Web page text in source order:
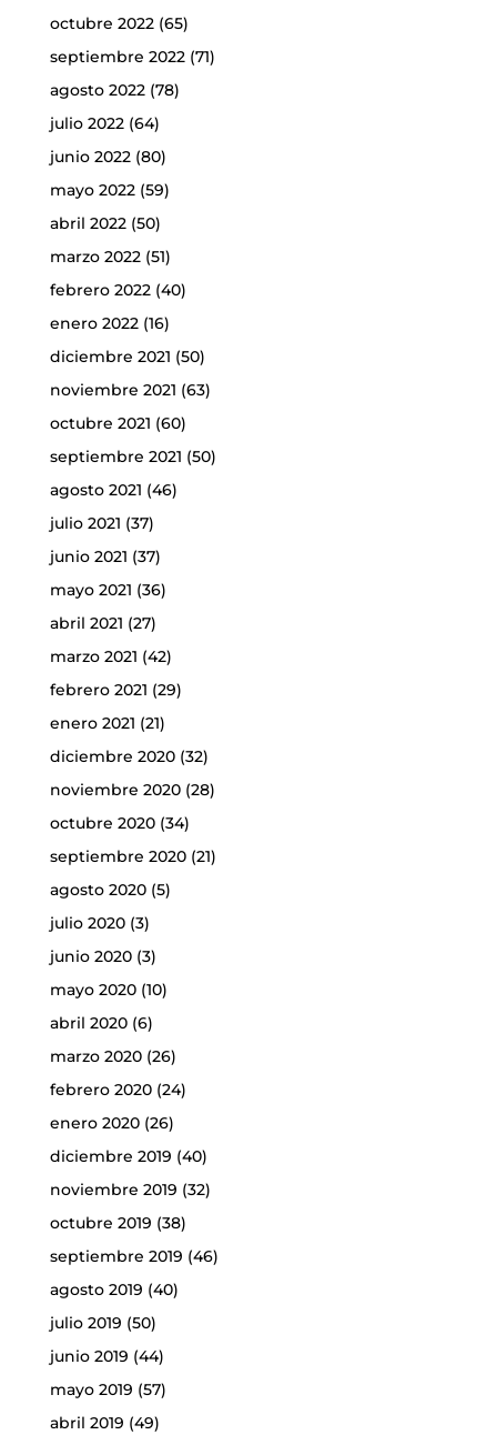
octubre 2022(65)
septiembre 2022(71)
agosto 2022(78)
julio 2022(64)
junio 2022(80)
mayo 2022(59)
abril 2022(50)
marzo 2022(51)
febrero 2022(40)
enero 2022(16)
diciembre 2021 (50)
noviembre 2021 (63)
octubre 2021 (60)
septiembre 2021 (50)
agosto 2021 (46)
julio 2021 (37)
junio 2021 (37)
mayo 2021 (36)
abril 2021 (27)
marzo 2021 (42)
febrero 2021 (29)
enero 2021 (21)
diciembre 2020(32)
noviembre 2020(28)
octubre 2020(34)
septiembre 2020(21)
agosto 2020(5)
julio 2020(3)
junio 2020(3)
mayo 2020(10)
abril 2020(6)
marzo 2020(26)
febrero 2020(24)
enero 2020(26)
diciembre 2019 (40)
noviembre 2019 (32)
octubre 2019 (38)
septiembre 2019 (46)
agosto 2019 (40)
julio 2019 (50)
junio 2019 (44)
mayo 2019 (57)
abril 2019 (49)